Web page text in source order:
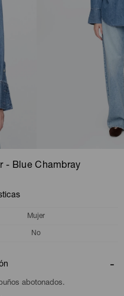
- Blue Chambray
Mujer
No
abotonados.